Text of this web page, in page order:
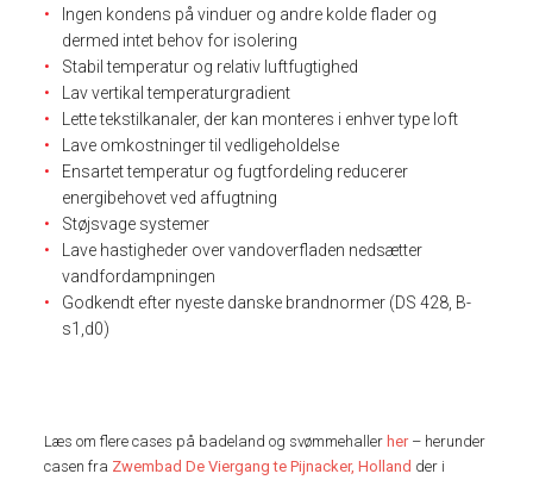
Ingen kondens på vinduer og andre kolde flader og
dermed intet behov for isolering
Stabil temperatur og relativ luftfugtighed
Lav vertikal temperaturgradient
Lette tekstilkanaler, der kan monteres i enhver type loft
Lave omkostninger til vedligeholdelse
Ensartet temperatur og fugtfordeling reducerer
energibehovet ved affugtning
Støjsvage systemer
Lave hastigheder over vandoverfladen nedsætter
vandfordampningen
Godkendt efter nyeste danske brandnormer (DS 428, B-
s1,d0)
Læs om flere cases på badeland og svømmehaller her– herunder
casen fra Zwembad De Viergang te Pijnacker, Holland der i